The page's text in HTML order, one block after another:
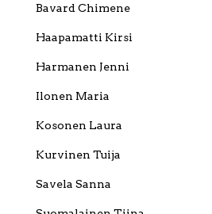
Bavard Chimene
Haapamatti Kirsi
Harmanen Jenni
Ilonen Maria
Kosonen Laura
Kurvinen Tuija
Savela Sanna